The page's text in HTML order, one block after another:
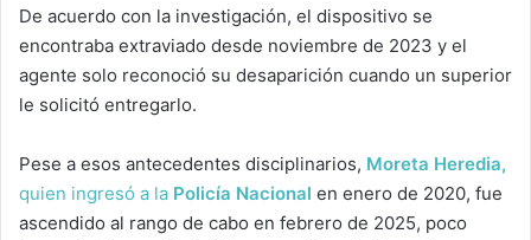
De acuerdo con la investigación, el dispositivo se
encontraba extraviado desde noviembre de 2023 y el
agente solo reconoció su desaparición cuando un superior
le solicitó entregarlo.
Pese a esos antecedentes disciplinarios, Moreta Heredia,
quien ingresó a la Policía Nacional en enero de 2020, fue
ascendido al rango de cabo en febrero de 2025, poco